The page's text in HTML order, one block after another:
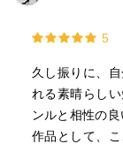
5
久し振りに、
れる素晴らし
ンルと相性の
作品として、